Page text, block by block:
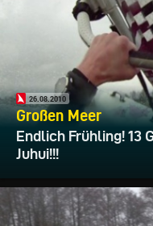
26.08.2010
Großen Meer
Endlich Frühling! 13
Juhui!!!